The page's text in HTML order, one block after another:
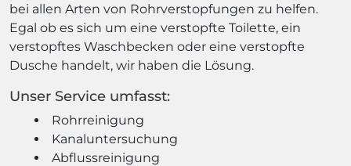
bei allen Arten von Rohrverstopfungen zu helfen.
Egal ob es sich um eine verstopfte Toilette, ein
verstopftes Waschbecken oder eine verstopfte
Dusche handelt, wir haben die Lösung.
Unser Service umfasst:
Rohrreinigung
Kanaluntersuchung
Abflussreinigung